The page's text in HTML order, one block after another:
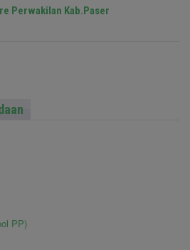
Perwakilan Kab.Paser
PP)